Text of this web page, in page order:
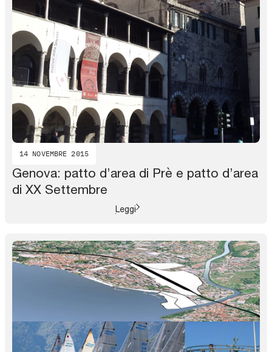
14 NOVEMBRE 2015
Genova: patto d’area di Prè e patto d’area
di XX Settembre
Leggi